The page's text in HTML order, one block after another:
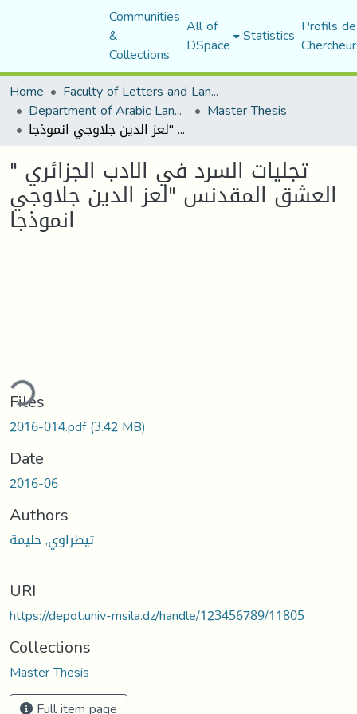
Communities
&
Collections
All of
DSpace Statistics Profils
Home
Faculty of Letters and Languages
Department of Arabic Language and Literature Master Thesis
تجليات السرد في الادب الجزائري " العشق المقدنس "لعز الدين جلاوجي انموذجا
تجليات السرد في الادب الجزائري "
العشق المقدنس "لعز الدين جلاوجي
انموذجا
Files
2016-014.pdf(3.42 MB)
Date
2016-06
Authors
تيطراوي, حليمة
URI
https://depot.univ-msila.dz/handle/123456789/11805
Collections
Master Thesis
Full item page